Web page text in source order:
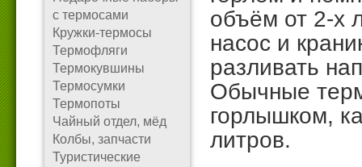
с термосами
Кружки-термосы
Термофляги
Термокувшины
Термосумки
Термопоты
Чайный отдел, мёд
Колбы, запчасти
Туристические
объём от 2-х
насос и
разливать
Обычные
горлышком,
литров.